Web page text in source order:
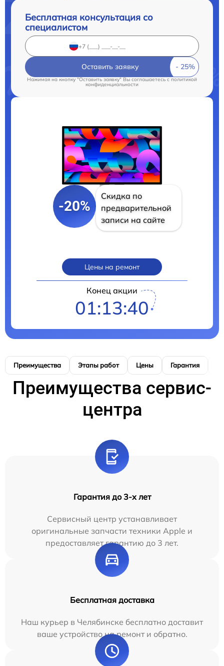
Бесплатная консультация со
специалистом
Оставить заявку
Нажимая на кнопку "Оставить заявку" Вы соглашаетесь cполитикой
конфиденциальности
-20%
Скидка по
предварительной
записи на сайте
Цены на ремонт
Конец акции
01:13:39
Преимущества Этапы работ Цены Гарантия
Преимущества сервис-
центра
Гарантия до 3-х лет
Сервисный центр устанавливает
оригинальные запчасти техники Apple и
предоставляет гарантию до 3 лет.
Бесплатная доставка
Наш курьер в Челябинске бесплатно доставит
ваше устройство на ремонт и обратно.